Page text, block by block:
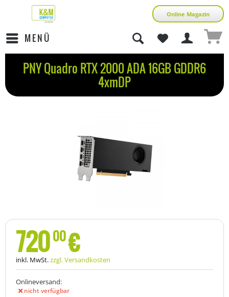
Online Magazin
MENÜ
PNY Quadro RTX 2000 ADA 16GB GDDR6
4xmDP
72000€
inkl. MwSt.zzgl. Versandkosten
Onlineversand:
nicht verfügbar